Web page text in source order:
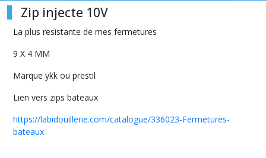
Zip injecte 10V
La plus resistante de mes fermetures
9 X 4 MM
Marque ykk ou prestil
Lien vers zips bateaux
https://labidouillerie.com/catalogue/336023-Fermetures-
bateaux
Afficher
résultats